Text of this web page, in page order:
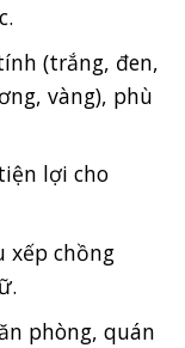
(trắng, đen,
vàng), phù
lợi cho
xếp chồng
phòng, quán